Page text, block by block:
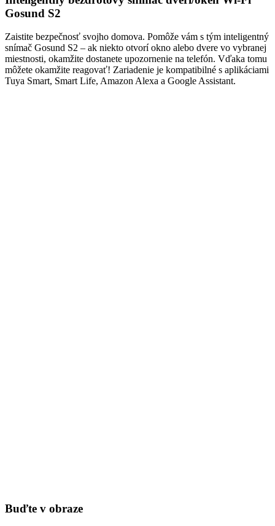
Gosund S2
Zaistite bezpečnosť svojho domova. Pomôže vám s tým inteligentný
snímač Gosund S2 – ak niekto otvorí okno alebo dvere vo vybranej
miestnosti, okamžite dostanete upozornenie na telefón. Vďaka tomu
môžete okamžite reagovať! Zariadenie je kompatibilné s aplikáciami
Tuya Smart, Smart Life, Amazon Alexa a Google Assistant.
Buďte v obraze